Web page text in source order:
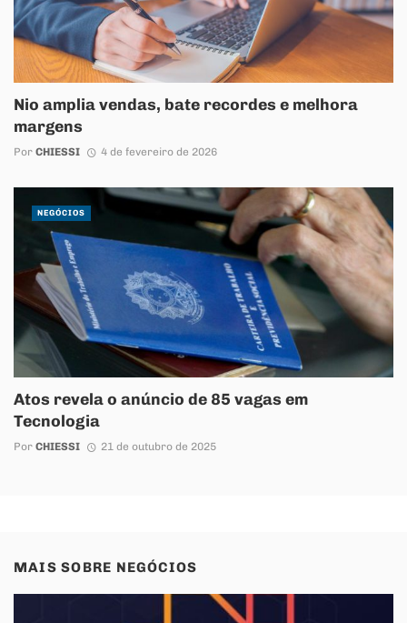
Nio amplia vendas, bate recordes e melhora
margens
Por CHIESSI 4 de fevereiro de 2026
Atos revela o anúncio de 85 vagas em
Tecnologia
Por CHIESSI 21 de outubro de 2025
NEGÓCIOS
MAIS SOBRE NEGÓCIOS